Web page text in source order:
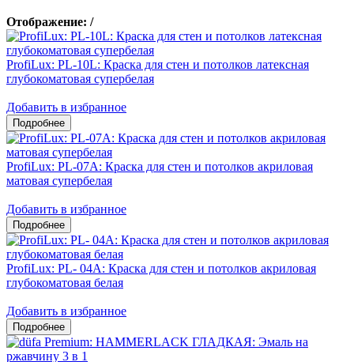
Отображение: /
ProfiLux: PL-10L: Краска для стен и потолков латексная
глубокоматовая супербелая
Добавить в избранное
ProfiLux: PL-07А: Краска для стен и потолков акриловая
матовая супербелая
Добавить в избранное
ProfiLux: PL- 04А: Краска для стен и потолков акриловая
глубокоматовая белая
Добавить в избранное